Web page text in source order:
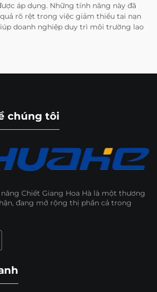
áp dụng. Những tính năng này đã
rõ rệt trong việc giảm thiểu tai nạn
doanh nghiệp duy trì môi trường lao
chúng tôi
nâng Chiết Giang Hoa Hà là một thương
đang mở rộng thị phần cả trong